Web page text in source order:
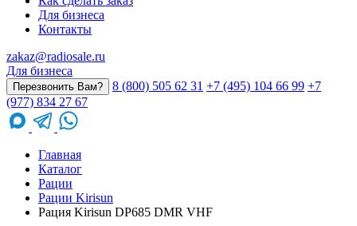
Для бизнеса
Контакты
zakaz@radiosale.ru
Для бизнеса
Перезвонить Вам? 8 (800) 505 62 31 +7 (495) 104 66 99 +7
(977) 834 27 67
Главная
Каталог
Рации
Рации Kirisun
Рация Kirisun DP685 DMR VHF